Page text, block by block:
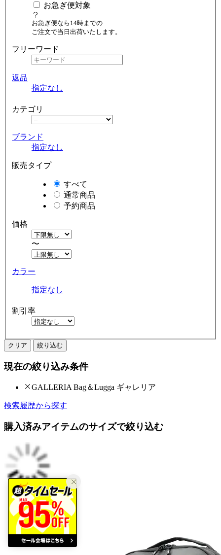
お急ぎ便対象
お急ぎ便なら14時までの
ご注文で当日出荷いたします。
フリーワード
返品
指定なし
カテゴリ
ブランド
指定なし
販売タイプ
すべて
通常商品
予約商品
価格
〜
カラー
指定なし
割引率
クリア 絞り込む
現在の絞り込み条件
GALLERIA Bag＆Lugga ギャレリア
検索履歴から探す
購入済みアイテムのサイズで絞り込む